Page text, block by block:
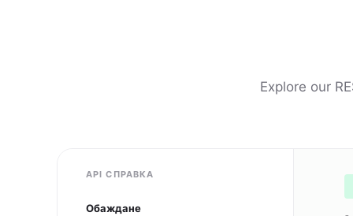
Explore our
API СПРАВКА
Обаждане